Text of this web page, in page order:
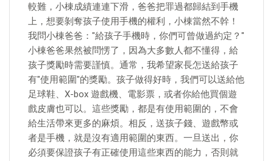
較難，小棟成績連連下滑，爸爸把罪過都歸結到手機
上，想要剝奪孩子使用手機的權利，小棟當然不幹！
我問小棟爸爸："給孩子手機時，你們可曾做過約定？"
小棟爸爸果然被問愣了，因為大多數人都不懂得，給
孩子獎勵時需要謹慎。通常，我希望家長怎送給孩子
有"使用範圍"的獎勵。孩子做得好時，我們可以送給他
足球鞋、X-box 遊戲機、電影票，或者你給他買個遊
戲皮膚也可以。這些獎勵，都是有使用範圍的，不會
給生活帶來更多的麻煩。相反，送孩子錢、遊戲幣或
者是手機，就是沒有適用範圍的東西。一旦送出，你
必須要保證孩子有正確使用這些東西的能力，否則就